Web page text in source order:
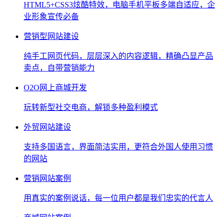
HTML5+CSS3炫酷特效，电脑手机平板多端自适应，企
业形象宣传必备
营销型网站建设
纯手工网页代码，层层深入的内容逻辑，精确凸显产品
卖点，自带营销能力
O2O网上商城开发
玩转新型社交电商，解锁多种盈利模式
外贸网站建设
支持多国语言，界面简洁实用，更符合外国人使用习惯
的网站
营销网站案例
用真实的案例说话，每一位用户都是我们忠实的代言人